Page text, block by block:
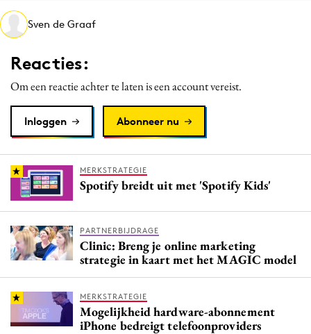
Media
Merkstrategie
PR
Reputatie & crisis
Sven de Graaf
Reacties:
Om een reactie achter te laten is een account vereist.
Inloggen Abonneer nu
MERKSTRATEGIE
Spotify breidt uit met 'Spotify Kids'
PARTNERBIJDRAGE
Clinic: Breng je online marketing
strategie in kaart met het MAGIC model
MERKSTRATEGIE
Mogelijkheid hardware-abonnement
iPhone bedreigt telefoonproviders